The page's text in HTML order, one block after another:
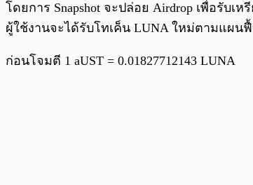
โดยการ Snapshot จะปล่อย Airdrop เพื่อรับ
ผู้ใช้งานจะได้รับโทเค็น LUNA ใหม่ตามแผน
ก่อนโจมตี 1 aUST = 0.01827712143 LUNA